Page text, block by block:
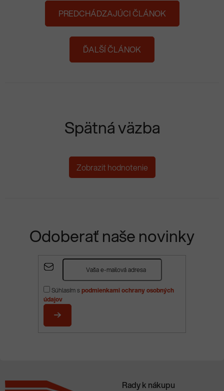
PREDCHÁDZAJÚCI ČLÁNOK
ĎALŠÍ ČLÁNOK
Spätná väzba
Zobrazit hodnotenie
Odoberať naše novinky
Súhlasím spodmienkami ochrany osobných
údajov
PRIHLÁSIŤ
Rady k nákupu